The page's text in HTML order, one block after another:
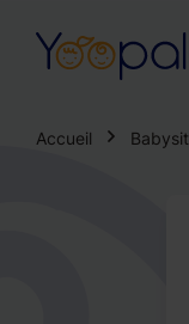
Accueil